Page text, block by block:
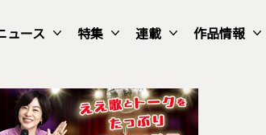
ュース 特集 連載 作品情報